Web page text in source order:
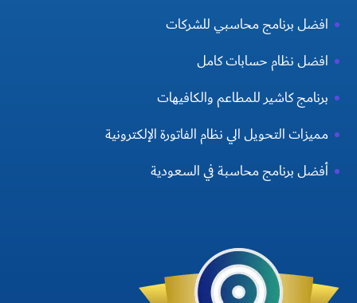
افضل برنامج محاسبي للشركات
افضل نظام حسابات كامل
برنامج كاشير للمطاعم والكافيهات
مميزات التحويل الي نظام الفاتورة الإلكترونية
أفضل برنامج محاسبة في السعودية